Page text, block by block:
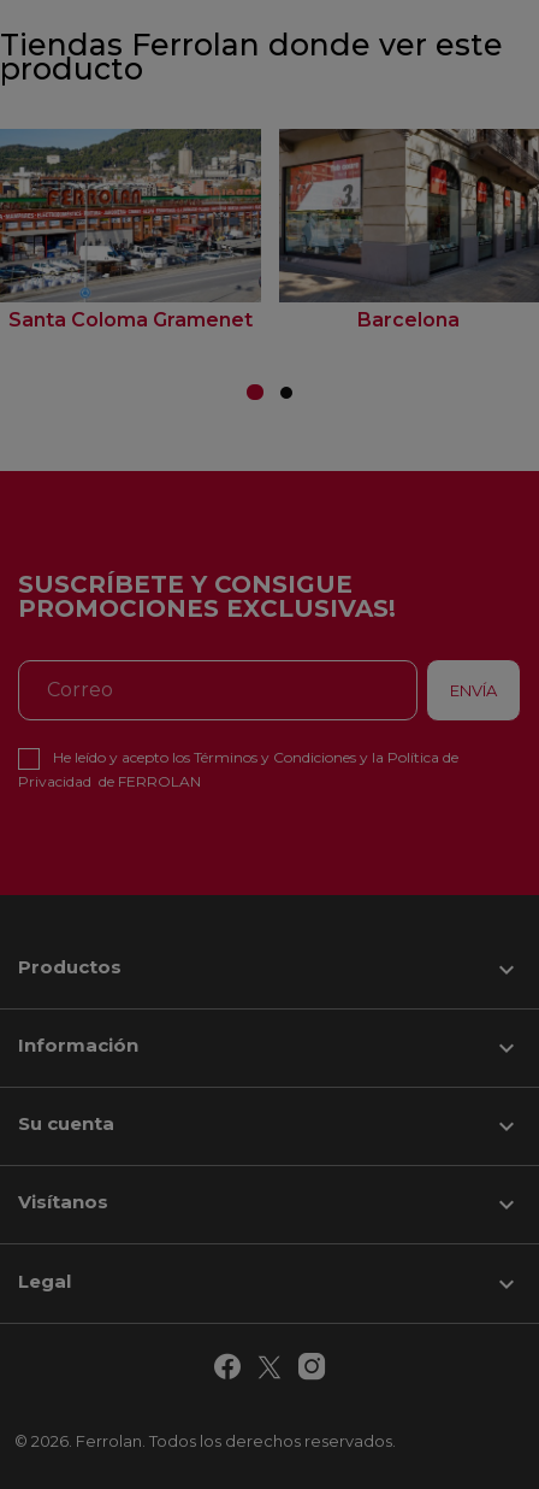
Tiendas Ferrolan donde ver este
producto
Santa Coloma Gramenet Barcelona
SUSCRÍBETE Y CONSIGUE
PROMOCIONES EXCLUSIVAS!
He leído y acepto los Términos y Condiciones y la Política de
Privacidad de FERROLAN
Productos 
Información 
Su cuenta 
Visítanos keyboard_arrow_down
© 2026. Ferrolan. Todos los derechos reservados.
Legal 